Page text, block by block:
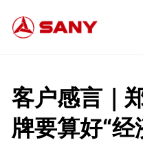
客户感言｜
牌要算好“经